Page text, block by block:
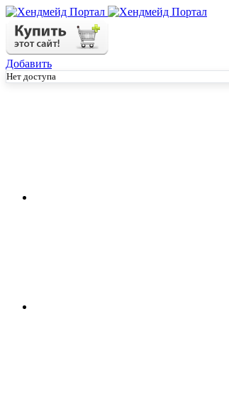
Добавить
Нет доступа